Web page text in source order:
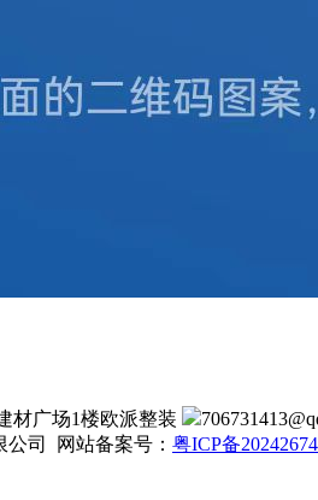
材广场1楼欧派整装
公司 网站备案号： 粤ICP备